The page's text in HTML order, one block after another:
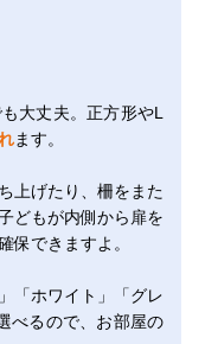
大丈夫。正方形やL
ます。
上げたり、柵をまた
どもが内側から扉を
保できますよ。
「ホワイト」「グレ
べるので、お部屋の